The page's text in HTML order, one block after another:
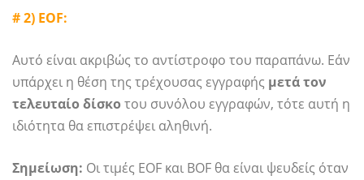
# 2) EOF:
Αυτό είναι ακριβώς το αντίστροφο του παραπάνω. Εάν
υπάρχει η θέση της τρέχουσας εγγραφής μετά τον
τελευταίο δίσκο του συνόλου εγγραφών, τότε αυτή η
ιδιότητα θα επιστρέψει αληθινή.
Σημείωση: Οι τιμές EOF και BOF θα είναι ψευδείς όταν